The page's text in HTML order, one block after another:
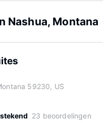
Nashua, Montana
59230, US
23 beoordelingen